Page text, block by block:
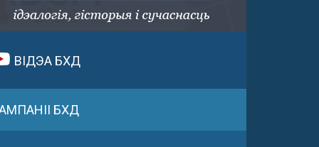
ВІДЭА БХД
БХД